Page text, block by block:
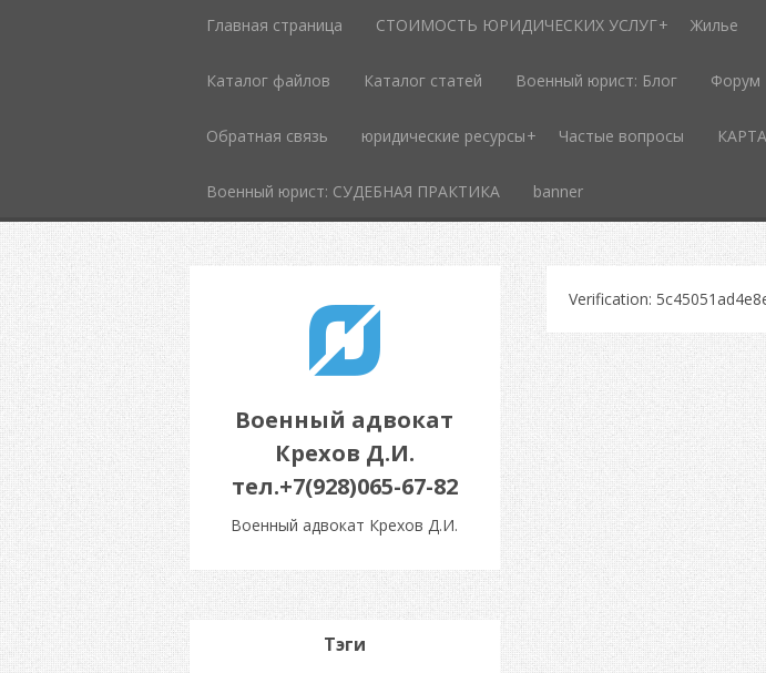
Главная страница СТОИМОСТЬ ЮРИДИЧЕСКИХ УСЛУГ Жилье
Каталог файлов Каталог статей Военный юрист: Блог Форум
Обратная связь юридические ресурсы Частые вопросы
Военный юрист: СУДЕБНАЯ ПРАКТИКА banner
Военный адвокат
Крехов Д.И.
тел.+7(928)065-67-82
Военный адвокат Крехов Д.И.
Verification:
Тэги